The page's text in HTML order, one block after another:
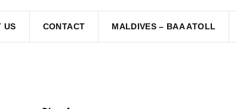
US CONTACT MALDIVES – BAA ATOLL